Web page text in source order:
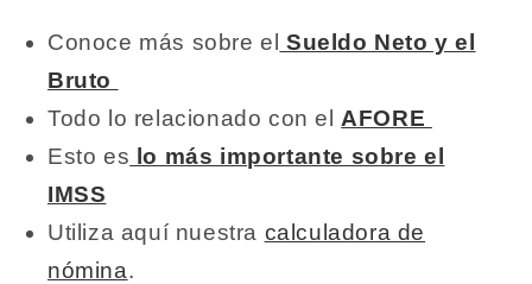
Conoce más sobre el Sueldo Neto y el
Bruto
Todo lo relacionado con el AFORE
Esto es lo más importante sobre el
IMSS
Utiliza aquí nuestra calculadora de
nómina.